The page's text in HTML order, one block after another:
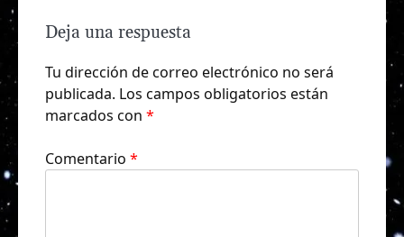
Deja una respuesta
Tu dirección de correo electrónico no será
publicada. Los campos obligatorios están
marcados con *
Comentario *